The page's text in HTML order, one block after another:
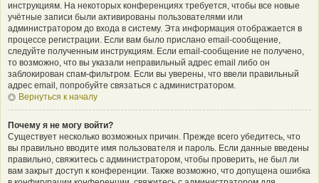
инструкциям. На некоторых конференциях требуется, чтобы все новые
учётные записи были активированы пользователями или
администратором до входа в систему. Эта информация отображается в
процессе регистрации. Если вам было прислано email-сообщение,
следуйте полученным инструкциям. Если email-сообщение не получено,
то возможно, что вы указали неправильный адрес email либо он
заблокирован спам-фильтром. Если вы уверены, что ввели правильный
адрес email, попробуйте связаться с администратором.
Вернуться к началу
Почему я не могу войти?
Существует несколько возможных причин. Прежде всего убедитесь, что
вы правильно вводите имя пользователя и пароль. Если данные введены
правильно, свяжитесь с администратором, чтобы проверить, не был ли
вам закрыт доступ к конференции. Также возможно, что допущена ошибка